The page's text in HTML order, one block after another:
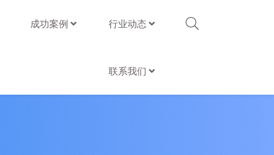
成功案例 行业动态
联系我们